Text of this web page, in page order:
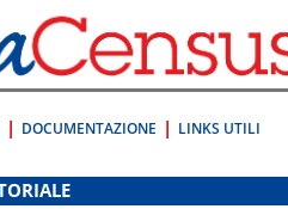
DOCUMENTAZIONE LINKS UTILI